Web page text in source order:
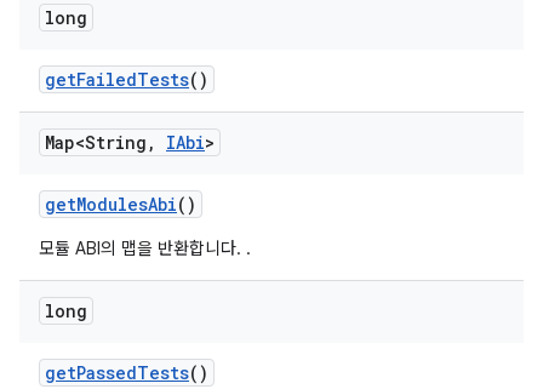
long
getFailedTests()
Map<String , IAbi>
getModulesAbi()
모듈 ABI의 맵을 반환합니다. .
long
getPassedTests()